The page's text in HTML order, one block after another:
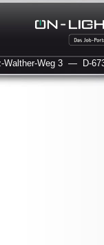
Weg 3 — D-